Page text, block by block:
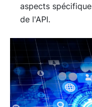
aspects
de l'API.